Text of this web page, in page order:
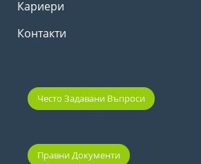
Кариери
Контакти
Често Задавани Въпроси
Правни Документи